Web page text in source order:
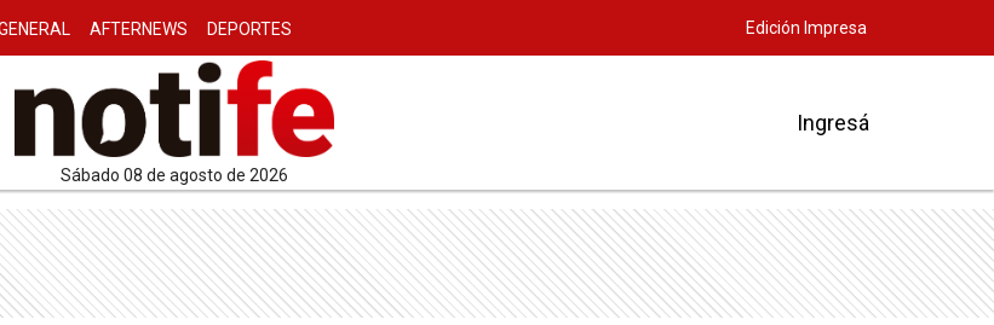
AFTERNEWS DEPORTES Edición Impresa
sábado 08 de agosto de 2026
Ingresá